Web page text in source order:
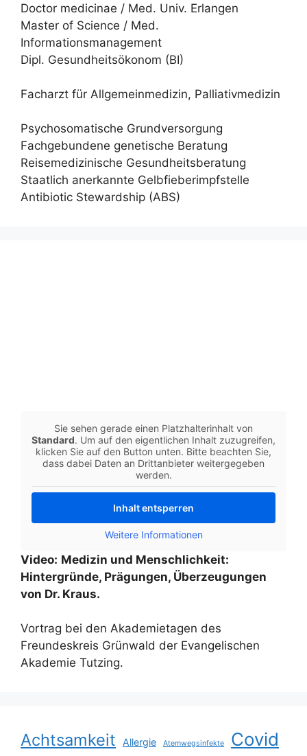
Doctor medicinae / Med. Univ. Erlangen
Master of Science / Med.
Informationsmanagement
Dipl. Gesundheitsökonom (BI)
Facharzt für Allgemeinmedizin, Palliativmedizin
Psychosomatische Grundversorgung
Fachgebundene genetische Beratung
Reisemedizinische Gesundheitsberatung
Staatlich anerkannte Gelbfieberimpfstelle
Antibiotic Stewardship (ABS)
Sie sehen gerade einen Platzhalterinhalt von
Standard. Um auf den eigentlichen Inhalt zuzugreifen,
klicken Sie auf den Button unten. Bitte beachten Sie,
dass dabei Daten an Drittanbieter weitergegeben
werden.
Inhalt entsperren
Weitere Informationen
Video: Medizin und Menschlichkeit:
Hintergründe, Prägungen, Überzeugungen
von Dr. Kraus.
Vortrag bei den Akademietagen des
Freundeskreis Grünwald der Evangelischen
Akademie Tutzing.
Achtsamkeit Allergie Atemwegsinfekte Covid